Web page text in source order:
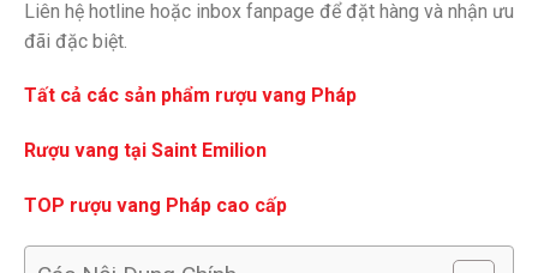
Liên hệ hotline hoặc inbox fanpage để đặt hàng và nhận ưu
đãi đặc biệt.
Tất cả các sản phẩm rượu vang Pháp
Rượu vang tại Saint Emilion
TOP rượu vang Pháp cao cấp